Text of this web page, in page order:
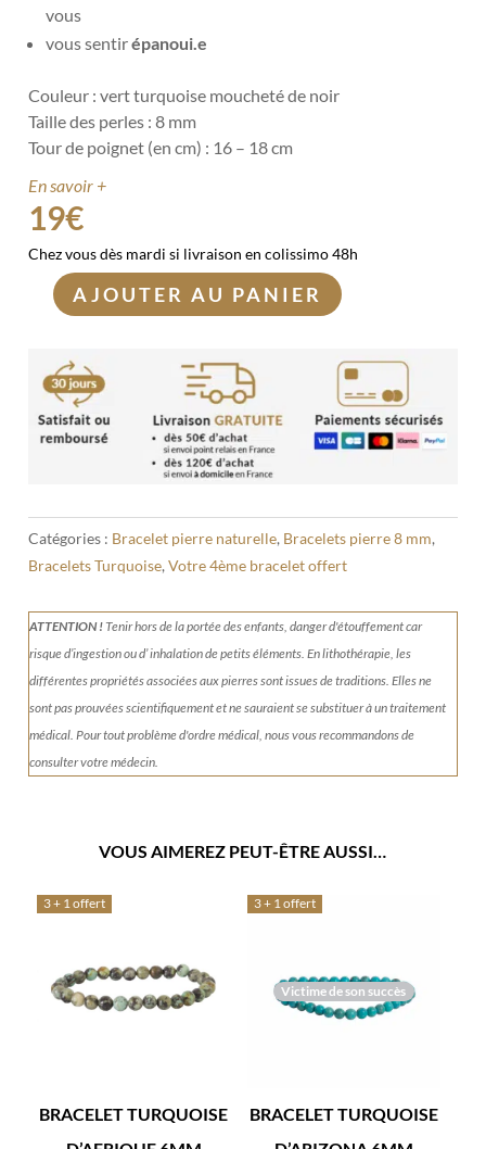
vous
vous sentirépanoui.e
Couleur : vert turquoise moucheté de noir
Taille des perles : 8 mm
Tour de poignet (en cm) : 16 – 18 cm
En savoir +
19€
Chez vous dès mardi si livraison en colissimo 48h
quantité
Bracelet
Turquoise
d'Afrique
8mm
AJOUTER AU PANIER
Catégories : Bracelet pierre naturelle, Bracelets pierre 8 mm,
Bracelets Turquoise,Votre 4ème bracelet offert
ATTENTION !Tenirhors de la portée des enfants, danger d'étouffement car
risque d’ingestion ou d’ inhalation de petits éléments.En lithothérapie, les
différentes propriétés associées aux pierres sont issues de traditions. Elles ne
sont pas prouvées scientifiquement et ne sauraient se substituer à un traitement
médical. Pour tout problème d'ordre médical, nous vous recommandons de
consulter votre médecin.
VOUS AIMEREZ PEUT-ÊTRE AUSSI…
3 + 1 offert
BRACELET TURQUOISE
Victime de son succès
3 + 1 offert
BRACELET TURQUOISE